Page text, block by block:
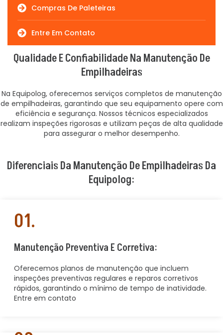
Compras De Paleteiras
Entre Em Contato
Qualidade E Confiabilidade Na Manutenção De
Empilhadeiras
Na Equipolog, oferecemos serviços completos de manutenção
de empilhadeiras, garantindo que seu equipamento opere com
eficiência e segurança. Nossos técnicos especializados
realizam inspeções rigorosas e utilizam peças de alta qualidade
para assegurar o melhor desempenho.
Diferenciais Da Manutenção De Empilhadeiras Da
Equipolog:
01.
Manutenção Preventiva E Corretiva:
Oferecemos planos de manutenção que incluem
inspeções preventivas regulares e reparos corretivos
rápidos, garantindo o mínimo de tempo de inatividade.
Entre em contato